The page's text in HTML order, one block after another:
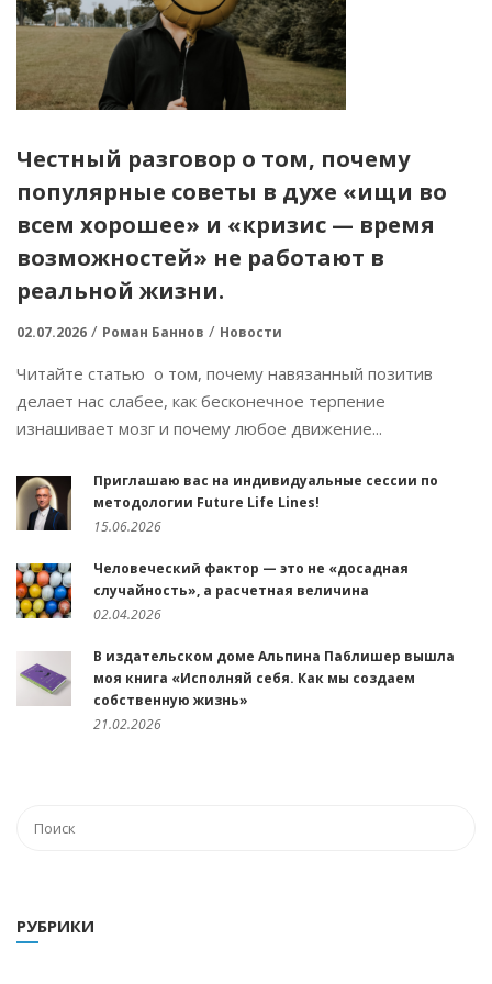
Честный разговор о том, почему
популярные советы в духе «ищи во
всем хорошее» и «кризис — время
возможностей» не работают в
реальной жизни.
02.07.2026 Роман Баннов Новости
Читайте статью о том, почему навязанный позитив
делает нас слабее, как бесконечное терпение
изнашивает мозг и почему любое движение...
Приглашаю вас на индивидуальные сессии по
методологии Future Life Lines!
15.06.2026
Человеческий фактор — это не «досадная
случайность», а расчетная величина
02.04.2026
В издательском доме Альпина Паблишер вышла
моя книга «Исполняй себя. Как мы создаем
собственную жизнь»
21.02.2026
РУБРИКИ